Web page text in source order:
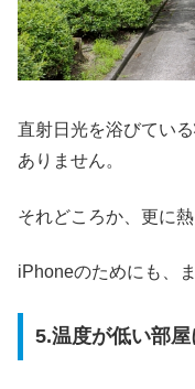
直射日光を浴びてい
ありません。
それどころか、更に
iPhoneのためにも、
5.温度が低い部